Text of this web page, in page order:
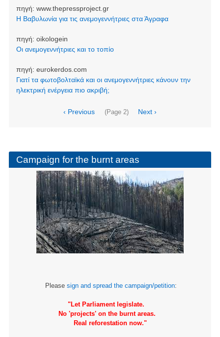
πηγή: www.thepressproject.gr
Η Βαβυλωνία για τις ανεμογεννήτριες στα Άγραφα
πηγή: oikologein
Οι ανεμογεννήτριες και το τοπίο
πηγή: eurokerdos.com
Γιατί τα φωτοβολταϊκά και οι ανεμογεννήτριες κάνουν την
ηλεκτρική ενέργεια πιο ακριβή;
PaginationPrevious
‹ Previous (Page 2)
Next
Next ›
Campaign for the burnt areas
Please sign and spread the campaign/petition:
"Let Parliament legislate.
No 'projects' on the burnt areas.
Real reforestation now."